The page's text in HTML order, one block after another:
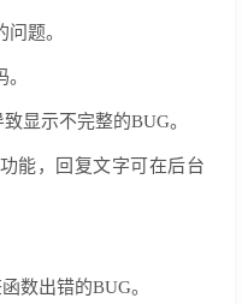
题。
显示不完整的BUG。
能，回复文字可在后台
数出错的BUG。